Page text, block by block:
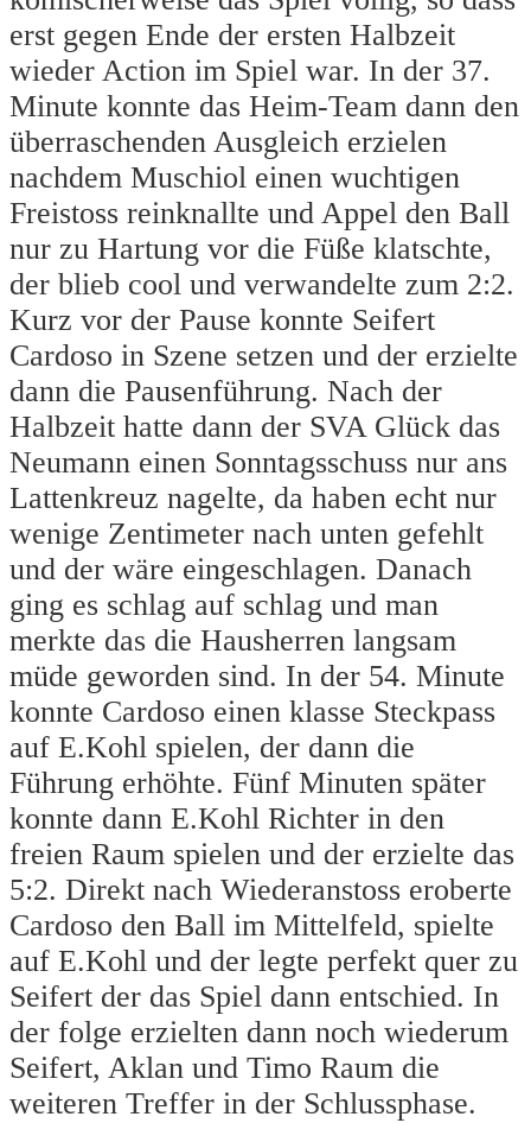
erst gegen Ende der ersten Halbzeit
wieder Action im Spiel war. In der 37.
Minute konnte das Heim-Team dann den
überraschenden Ausgleich erzielen
nachdem Muschiol einen wuchtigen
Freistoss reinknallte und Appel den Ball
nur zu Hartung vor die Füße klatschte,
der blieb cool und verwandelte zum 2:2.
Kurz vor der Pause konnte Seifert
Cardoso in Szene setzen und der erzielte
dann die Pausenführung. Nach der
Halbzeit hatte dann der SVA Glück das
Neumann einen Sonntagsschuss nur ans
Lattenkreuz nagelte, da haben echt nur
wenige Zentimeter nach unten gefehlt
und der wäre eingeschlagen. Danach
ging es schlag auf schlag und man
merkte das die Hausherren langsam
müde geworden sind. In der 54. Minute
konnte Cardoso einen klasse Steckpass
auf E.Kohl spielen, der dann die
Führung erhöhte. Fünf Minuten später
konnte dann E.Kohl Richter in den
freien Raum spielen und der erzielte das
5:2. Direkt nach Wiederanstoss eroberte
Cardoso den Ball im Mittelfeld, spielte
auf E.Kohl und der legte perfekt quer zu
Seifert der das Spiel dann entschied. In
der folge erzielten dann noch wiederum
Seifert, Aklan und Timo Raum die
weiteren Treffer in der Schlussphase.